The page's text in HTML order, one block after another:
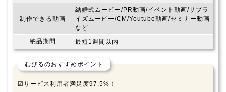
制作できる動画
結婚式ムービー/PR動画/イベント動画/サプラ
イズムービー/CM/Youtube動画/セミナー動画
など
納品期間
最短1週間以内
むびるのおすすめポイント
☑サービス利用者満足度97.5%！